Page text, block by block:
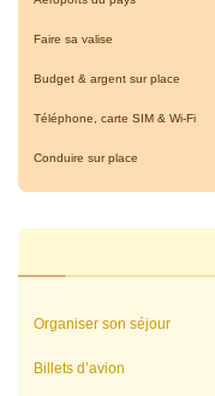
Faire sa valise
Budget & argent sur place
Téléphone, carte SIM & Wi-Fi
Conduire sur place
Organiser son séjour
Billets d’avion